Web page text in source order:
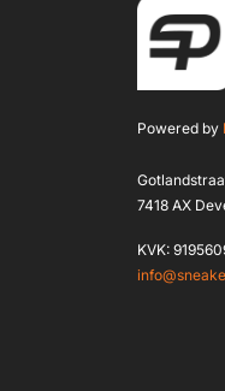
Powered by
7418 AX
KVK: